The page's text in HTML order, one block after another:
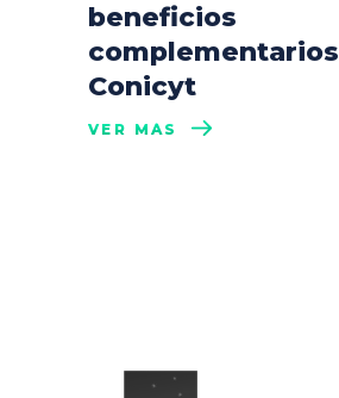
beneficios
complementarios
Conicyt
VER MÁS